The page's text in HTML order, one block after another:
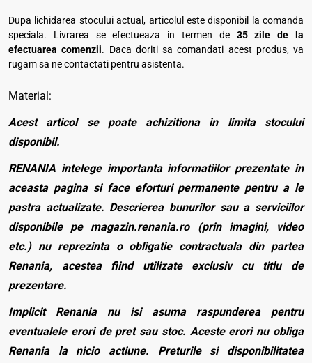
Dupa lichidarea stocului actual, articolul este disponibil la comanda
speciala. Livrarea se efectueaza in termen de 35 zile de la
efectuarea comenzii. Daca doriti sa comandati acest produs, va
rugam sa ne contactati pentru asistenta.
Material:
Acest articol se poate achizitiona in limita stocului
disponibil.
RENANIA intelege importanta informatiilor prezentate in
aceasta pagina si face eforturi permanente pentru a le
pastra actualizate. Descrierea bunurilor sau a serviciilor
disponibile pe magazin.renania.ro (prin imagini, video
etc.) nu reprezinta o obligatie contractuala din partea
Renania, acestea fiind utilizate exclusiv cu titlu de
prezentare.
Implicit Renania nu isi asuma raspunderea pentru
eventualele erori de pret sau stoc. Aceste erori nu obliga
Renania la nicio actiune. Preturile si disponibilitatea